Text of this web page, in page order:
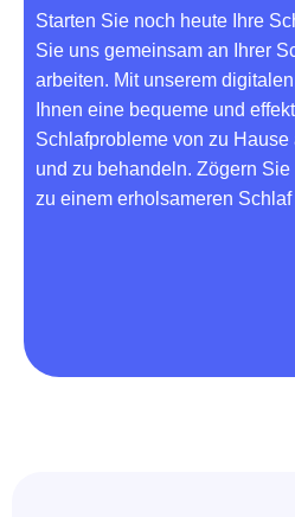
Starten Sie noch heute Ihre
Sie uns gemeinsam an Ihrer
arbeiten. Mit unserem
Ihnen eine bequeme und
Schlafprobleme von zu
und zu behandeln. Zögern
zu einem erholsameren